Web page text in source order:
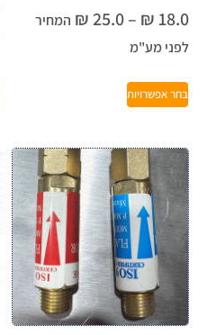
₪ 18.0
–
₪25.0
המחיר
לפני מע"מ
בחר אפשרויות